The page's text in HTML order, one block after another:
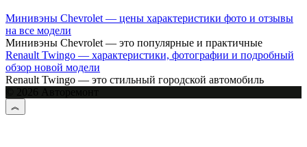
Минивэны Chevrolet — цены характеристики фото и отзывы
на все модели
Минивэны Chevrolet — это популярные и практичные
Renault Twingo — характеристики, фотографии и подробный
обзор новой модели
Renault Twingo — это стильный городской автомобиль